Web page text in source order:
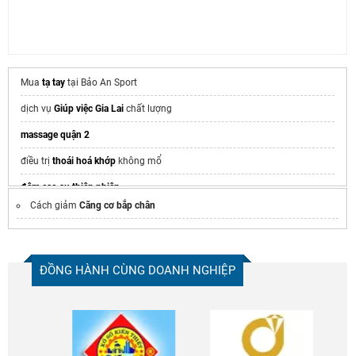
Mua tạ tay tại Bảo An Sport
dịch vụ Giúp việc Gia Lai chất lượng
massage quận 2
điều trị thoái hoá khớp không mổ
đệm cao su thiên nhiên
cặp chống gù
Cách giảm Căng cơ bắp chân
ĐỒNG HÀNH CÙNG DOANH NGHIỆP